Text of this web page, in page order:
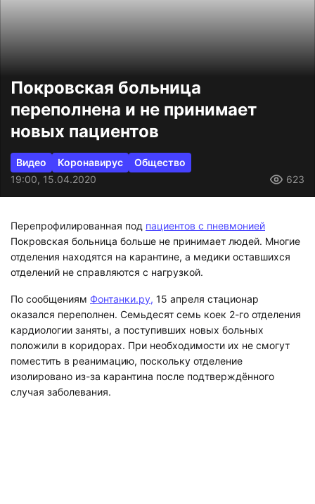
Покровская больница
переполнена и не принимает
новых пациентов
Видео Коронавирус
Общество
19:00, 15.04.2020
623
Перепрофилированная под пациентов с пневмонией
Покровская больница больше не принимает людей. Многие
отделения находятся на карантине, а медики оставшихся
отделений не справляются с нагрузкой.
По сообщениям Фонтанки.ру, 15 апреля стационар
оказался переполнен. Семьдесят семь коек 2-го отделения
кардиологии заняты, а поступивших новых больных
положили в коридорах. При необходимости их не смогут
поместить в реанимацию, поскольку отделение
изолировано из-за карантина после подтверждённого
случая заболевания.